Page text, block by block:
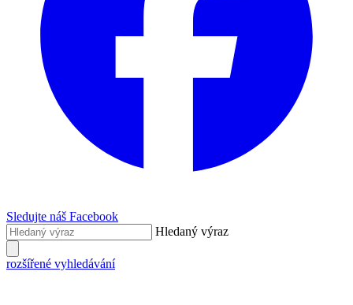
Sledujte náš Facebook
Hledaný výraz
rozšířené vyhledávání